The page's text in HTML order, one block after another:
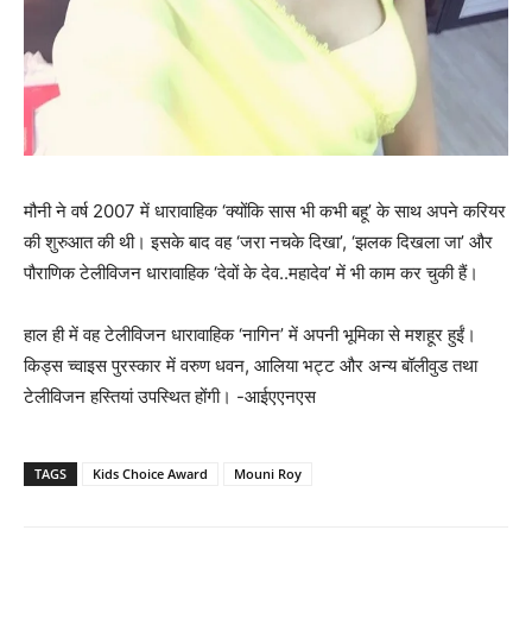
मौनी ने वर्ष 2007 में धारावाहिक ‘क्योंकि सास भी कभी बहू’ के साथ अपने करियर
की शुरुआत की थी। इसके बाद वह ‘जरा नचके दिखा’, ‘झलक दिखला जा’ और
पौराणिक टेलीविजन धारावाहिक ‘देवों के देव..महादेव’ में भी काम कर चुकी हैं।
हाल ही में वह टेलीविजन धारावाहिक ‘नागिन’ में अपनी भूमिका से मशहूर हुईं।
किड्स च्वाइस पुरस्कार में वरुण धवन, आलिया भट्ट और अन्य बॉलीवुड तथा
टेलीविजन हस्तियां उपस्थित होंगी। -आईएएनएस
TAGS Kids Choice Award Mouni Roy